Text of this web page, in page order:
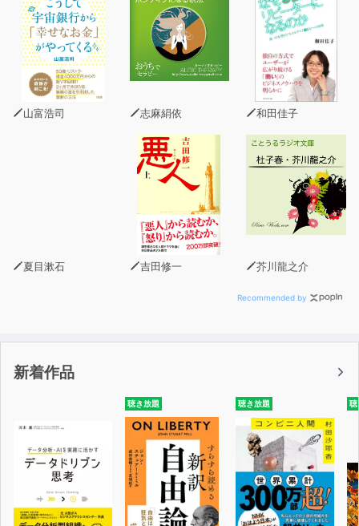
他の楽器では得られない創造性豊かな音像とプロのアナウ
ンサーによる朗読が絡み合うことで、
聴手の頭の中に心の中に自分だけの【絵】を映し出しま
す。
環境音または様々な楽器を重ねた作品では得られない想像
⼒が養われます。
胎児期 新生児期 乳児期 幼児期 児童期 など様々な対象年
齢別に制作されている『育耳絵本』とし
て、⼦供だけでなく、高齢や障害等により本を読むことが
困難な方でも楽しめる作品です。
〜ご視聴コメント〜 磯愛理（親）⿇鈴（娘4 歳）
おやすみ前の絵本の読み聞かせの後、『クロッポー』のス
雨上がりの晴れた朝のキラキラした景色が目に浮かんでき
クロッポーの鳴き声を娘は指を折って数えます。
クロッポーの合図でゆっくり穏やかに流れていくお話を聞
きながら
今日も大人の都合いい時間に合わせて娘を忙しくさせてし
まったな…と反省させられます。
山富浩司 志麻絹依 和田佳子
夏目漱石 吉田修一 芥川龍之介
Recommended by
新着作品
聴き放題 聴き放題 聴